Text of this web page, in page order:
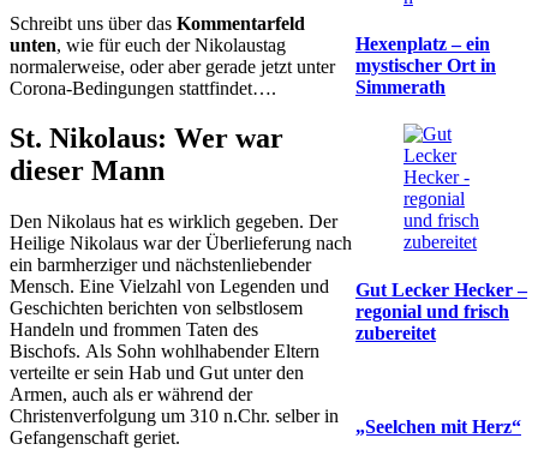
Schreibt uns über das Kommentarfeld
unten, wie für euch der Nikolaustag
normalerweise, oder aber gerade jetzt unter
Corona-Bedingungen stattfindet….
St. Nikolaus: Wer war
dieser Mann
Den Nikolaus hat es wirklich gegeben. Der
Heilige Nikolaus war der Überlieferung nach
ein barmherziger und nächstenliebender
Mensch. Eine Vielzahl von Legenden und
Geschichten berichten von selbstlosem
Handeln und frommen Taten des
Bischofs. Als Sohn wohlhabender Eltern
verteilte er sein Hab und Gut unter den
Armen, auch als er während der
Christenverfolgung um 310 n.Chr. selber in
Gefangenschaft geriet.
Hexenplatz – ein
mystischer Ort in
Simmerath
Gut Lecker Hecker –
regonial und frisch
zubereitet
„Seelchen mit Herz“